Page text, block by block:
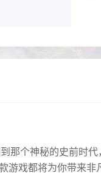
那个神秘的史前时代
戏都将为你带来非